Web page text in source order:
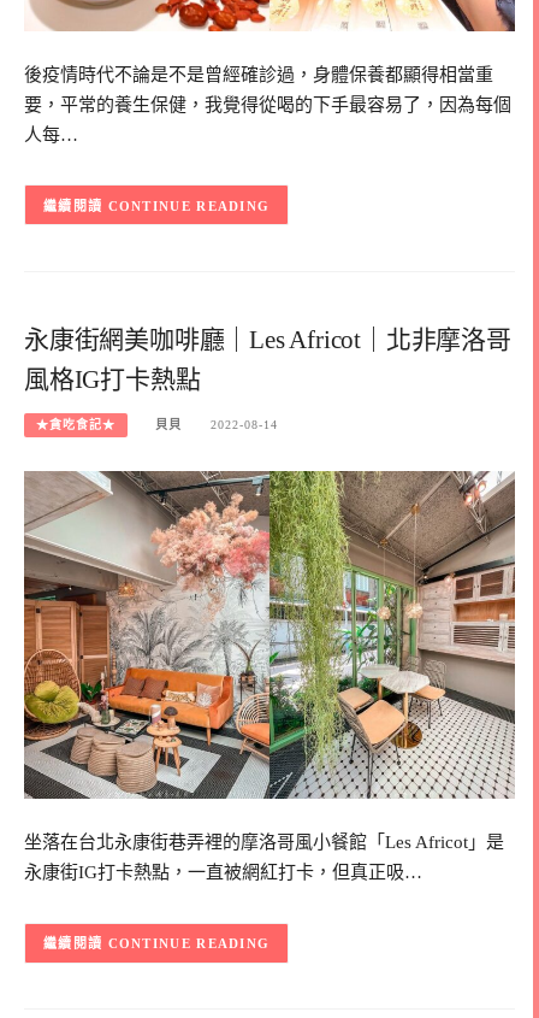
後疫情時代不論是不是曾經確診過，身體保養都顯得相當重
要，平常的養生保健，我覺得從喝的下手最容易了，因為每個
人每…
CONTINUE READING
永康街網美咖啡廳｜Les Africot｜北非摩洛哥
風格IG打卡熱點
★貪吃食記★ 貝貝 2022-08-14
坐落在台北永康街巷弄裡的摩洛哥風小餐館「Les Africot」是
永康街IG打卡熱點，一直被網紅打卡，但真正吸…
CONTINUE READING